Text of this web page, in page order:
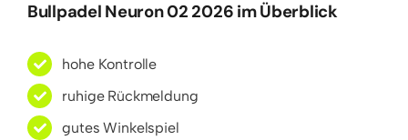
Bullpadel Neuron 02 2026 im Überblick
hohe Kontrolle
ruhige Rückmeldung
gutes Winkelspiel